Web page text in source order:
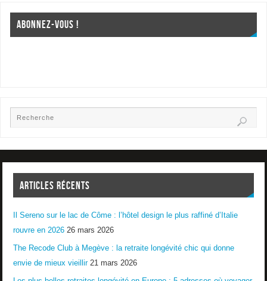
ABONNEZ-VOUS !
ARTICLES RÉCENTS
Il Sereno sur le lac de Côme : l’hôtel design le plus raffiné d’Italie
rouvre en 2026 26 mars 2026
The Recode Club à Megève : la retraite longévité chic qui donne
envie de mieux vieillir 21 mars 2026